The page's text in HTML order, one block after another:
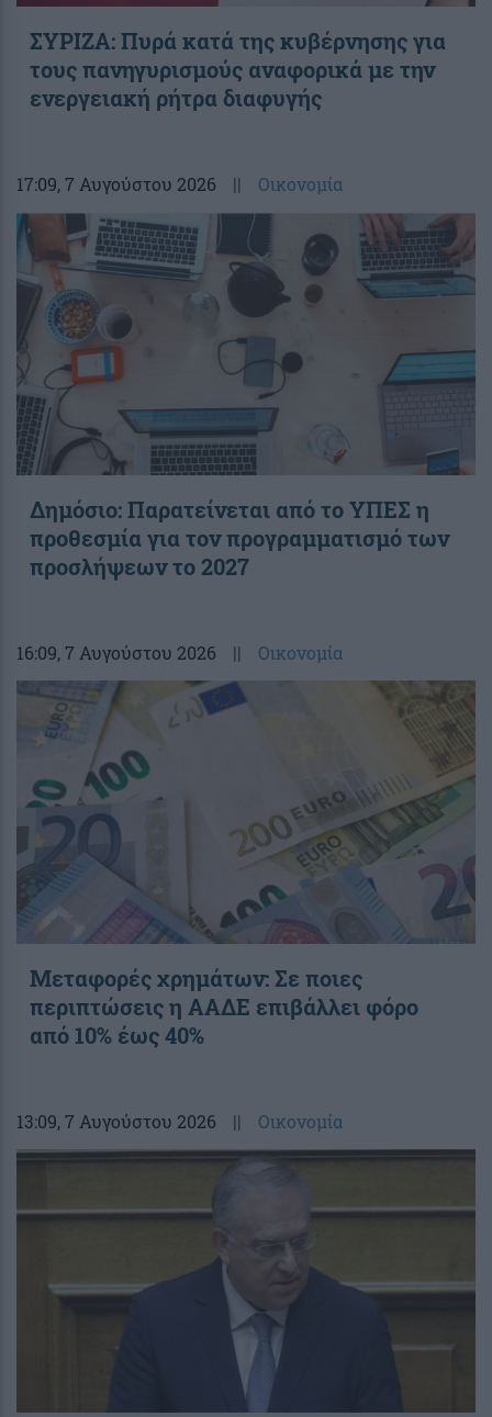
ΣΥΡΙΖΑ: Πυρά κατά της κυβέρνησης για
τους πανηγυρισμούς αναφορικά με την
ενεργειακή ρήτρα διαφυγής
17:09, 7 Αυγούστου 2026 || Οικονομία
Δημόσιο: Παρατείνεται από το ΥΠΕΣ η
προθεσμία για τον προγραμματισμό των
προσλήψεων το 2027
16:09, 7 Αυγούστου 2026 || Οικονομία
Μεταφορές χρημάτων: Σε ποιες
περιπτώσεις η ΑΑΔΕ επιβάλλει φόρο
από 10% έως 40%
13:09, 7 Αυγούστου 2026 || Οικονομία